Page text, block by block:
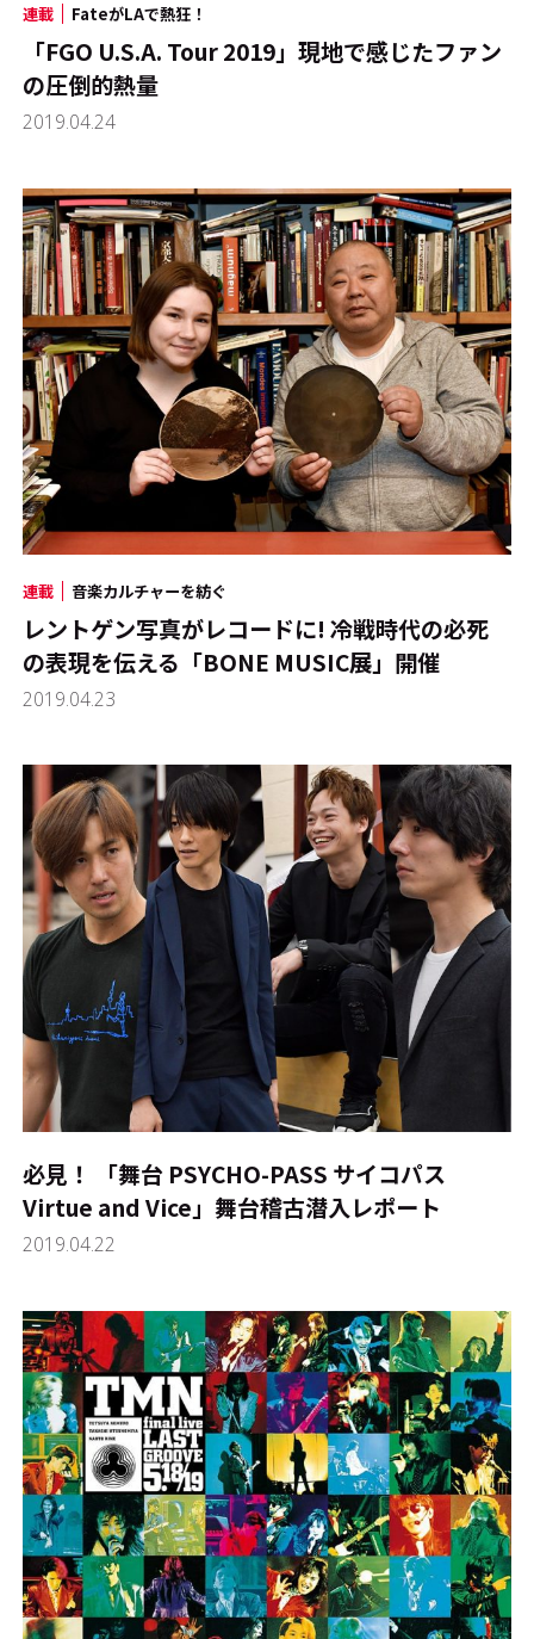
連載 FateがLAで熱狂！
「FGO U.S.A. Tour 2019」現地で感じたファン
の圧倒的熱量
2019.04.24
連載 音楽カルチャーを紡ぐ
レントゲン写真がレコードに! 冷戦時代の必死
の表現を伝える「BONE MUSIC展」開催
2019.04.23
必見！ 「舞台 PSYCHO-PASS サイコパス
Virtue and Vice」舞台稽古潜入レポート
2019.04.22